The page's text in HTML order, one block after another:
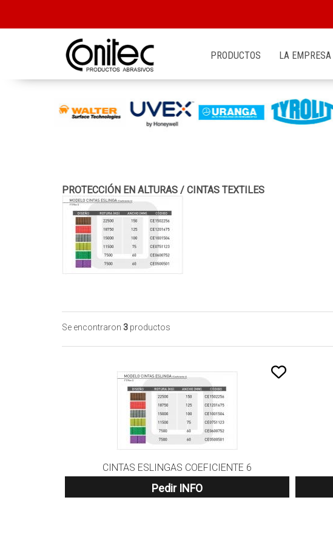
PRODUCTOS LA EMPRESA
PROTECCIÓN EN ALTURAS / CINTAS TEXTILES
Se encontraron 3 productos
CINTAS ESLINGAS COEFICIENTE 6
Pedir INFO